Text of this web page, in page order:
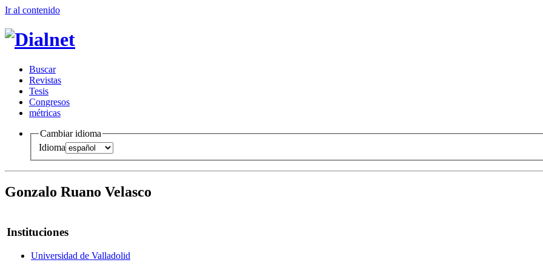
Ir al contenido
Buscar
Revistas
Tesis
Congresos
métricas
Cambiar idioma
Idioma
Gonzalo Ruano Velasco
Instituciones
Universidad de Valladolid